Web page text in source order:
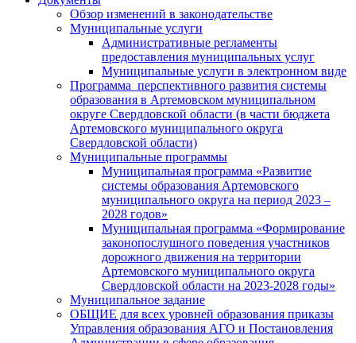
Обзор изменений в законодательстве
Муниципальные услуги
Административные регламенты
предоставления муниципальных услуг
Муниципальные услуги в электронном виде
Программа перспективного развития системы
образования в Артемовском муниципальном
округе Свердловской области (в части бюджета
Артемовского муниципального округа
Свердловской области)
Муниципальные программы
Муниципальная программа «Развитие
системы образования Артемовского
муниципального округа на период 2023 –
2028 годов»
Муниципальная программа «Формирование
законопослушного поведения участников
дорожного движения на территории
Артемовского муниципального округа
Свердловской области на 2023-2028 годы»
Муниципальное задание
ОБЩИЕ для всех уровней образования приказы
Управления образования АГО и Постановления